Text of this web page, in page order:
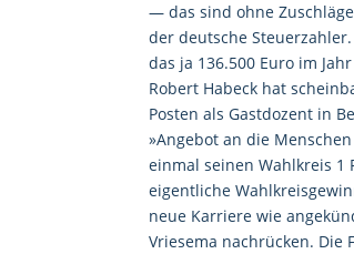
— das sind ohne
der deutsche
das ja 136.500 Euro im
Robert Habeck hat
Posten als Gastdozent in
»Angebot an die
einmal seinen Wahlkreis 1
eigentliche
neue Karriere wie
Vriesema nachrücken.